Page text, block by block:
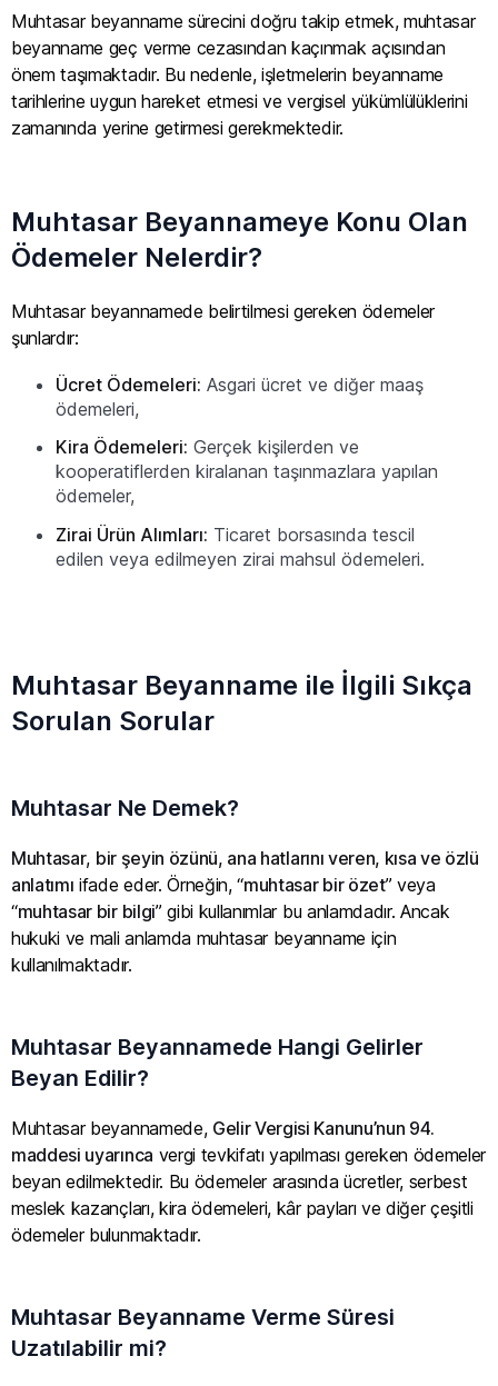
Muhtasar beyanname sürecini doğru takip etmek, muhtasar
beyanname geç verme cezasından kaçınmak açısından
önem taşımaktadır. Bu nedenle, işletmelerin beyanname
tarihlerine uygun hareket etmesi ve vergisel yükümlülüklerini
zamanında yerine getirmesi gerekmektedir.
Muhtasar Beyannameye Konu Olan
Ödemeler Nelerdir?
Muhtasar beyannamede belirtilmesi gereken ödemeler
şunlardır:
Ücret Ödemeleri: Asgari ücret ve diğer maaş
ödemeleri,
Kira Ödemeleri: Gerçek kişilerden ve
kooperatiflerden kiralanan taşınmazlara yapılan
ödemeler,
Zirai Ürün Alımları: Ticaret borsasında tescil
edilen veya edilmeyen zirai mahsul ödemeleri.
Muhtasar Beyanname ile İlgili Sıkça
Sorulan Sorular
Muhtasar Ne Demek?
Muhtasar, bir şeyin özünü, ana hatlarını veren, kısa ve özlü
anlatımı ifade eder. Örneğin, “muhtasar bir özet” veya
“muhtasar bir bilgi” gibi kullanımlar bu anlamdadır. Ancak
hukuki ve mali anlamda muhtasar beyanname için
kullanılmaktadır.
Muhtasar Beyannamede Hangi Gelirler
Beyan Edilir?
Muhtasar beyannamede, Gelir Vergisi Kanunu’nun 94.
maddesi uyarınca vergi tevkifatı yapılması gereken ödemeler
beyan edilmektedir. Bu ödemeler arasında ücretler, serbest
meslek kazançları, kira ödemeleri, kâr payları ve diğer çeşitli
ödemeler bulunmaktadır.
Muhtasar Beyanname Verme Süresi
Uzatılabilir mi?